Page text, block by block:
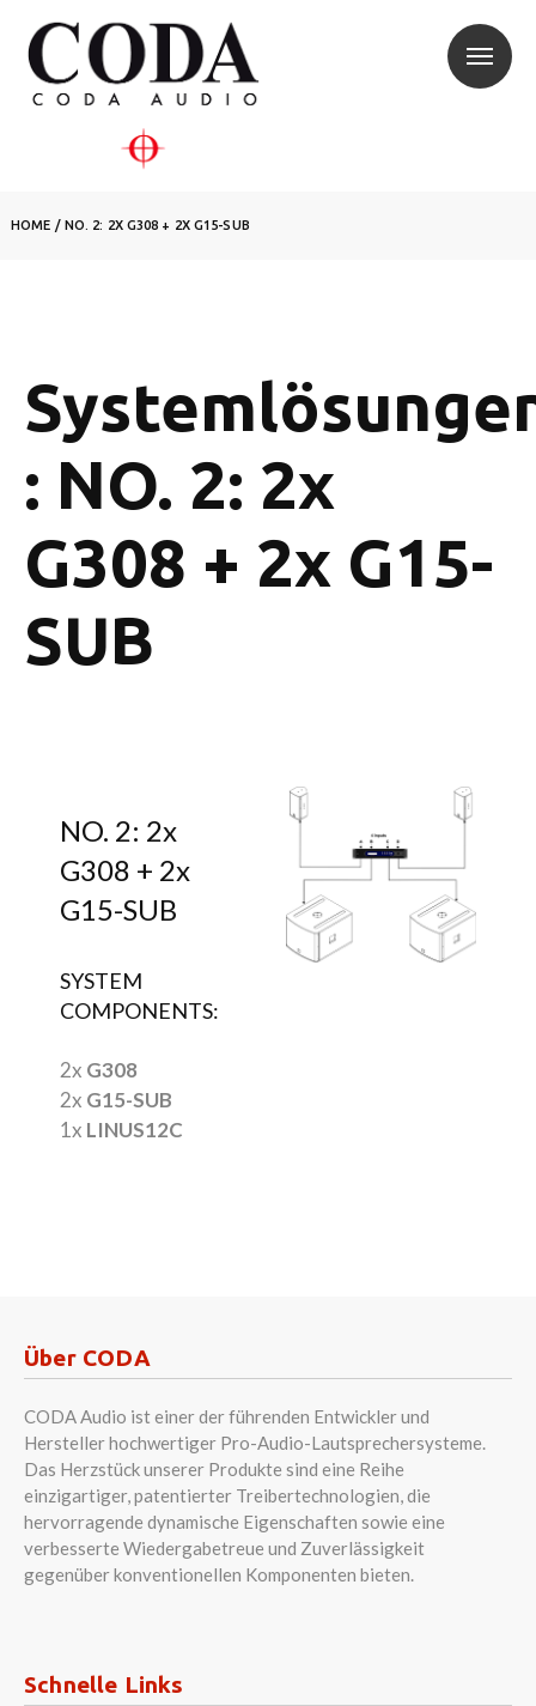
HOME / NO. 2: 2X G308 + 2X G15-SUB
: NO. 2: 2x
G308 + 2x G15-
SUB
NO. 2: 2x
G308 + 2x
G15-SUB
SYSTEM
COMPONENTS:
2x G308
2x G15-SUB
1x LINUS12C
Über CODA
CODA Audio ist einer der führenden Entwickler und
Hersteller hochwertiger Pro-Audio-Lautsprechersysteme.
Das Herzstück unserer Produkte sind eine Reihe
einzigartiger, patentierter Treibertechnologien, die
hervorragende dynamische Eigenschaften sowie eine
verbesserte Wiedergabetreue und Zuverlässigkeit
gegenüber konventionellen Komponenten bieten.
Schnelle Links